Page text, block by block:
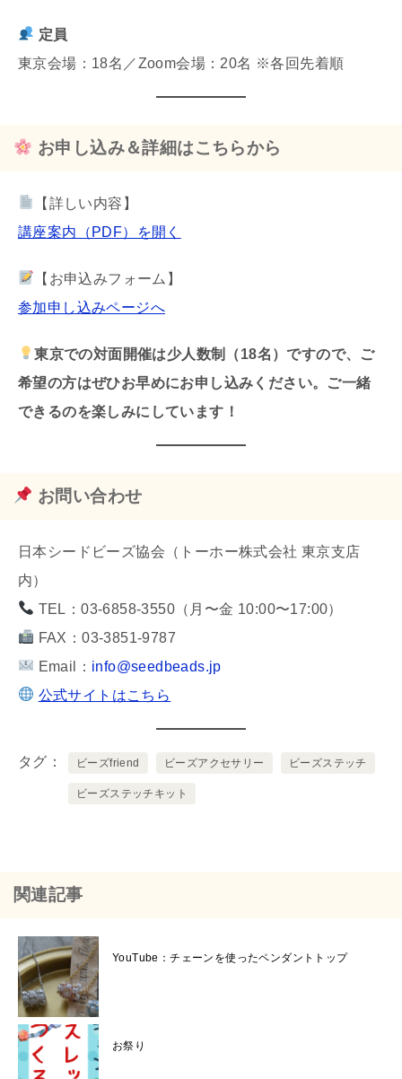
定員
東京会場：18名／Zoom会場：20名 ※各回先着順
お申し込み＆詳細はこちらから
【詳しい内容】
講座案内（PDF）を開く
【お申込みフォーム】
参加申し込みページへ
東京での対面開催は少人数制（18名）ですので、ご
希望の方はぜひお早めにお申し込みください。ご一緒
できるのを楽しみにしています！
お問い合わせ
日本シードビーズ協会（トーホー株式会社 東京支店
内）
TEL：03-6858-3550（月〜金 10:00〜17:00）
FAX：03-3851-9787
Email： info@seedbeads.jp
公式サイトはこちら
タグ ビーズfriend ビーズアクセサリー ビーズステッチ
ビーズステッチキット
関連記事
YouTube：チェーンを使ったペンダントトップ
お祭り